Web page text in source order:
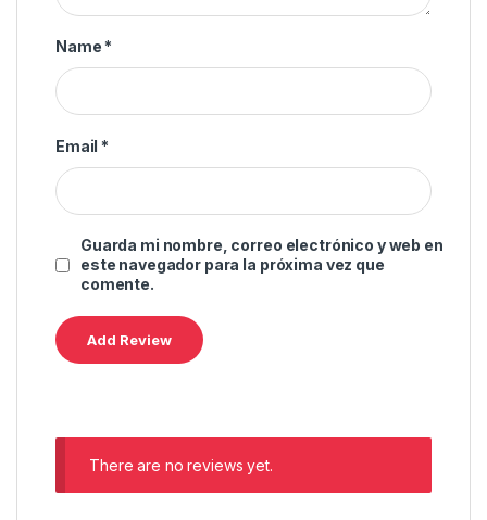
Name *
Email *
Guarda mi nombre, correo electrónico y web en
este navegador para la próxima vez que
comente.
There are no reviews yet.